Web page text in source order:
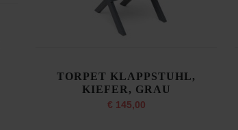
TORPET KLAPPSTUHL,
KIEFER, GRAU
€ 145,00